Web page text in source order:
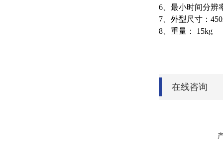
6 、最小时间分辨
7 、外型尺寸：
8 、重量： 15kg
在线咨询